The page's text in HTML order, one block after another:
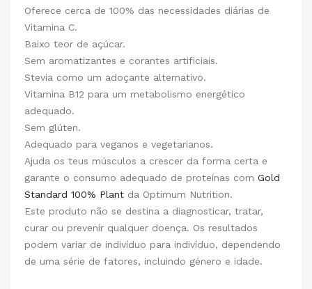
Oferece cerca de 100% das necessidades diárias de
Vitamina C.
Baixo teor de açúcar.
Sem aromatizantes e corantes artificiais.
Stevia como um adoçante alternativo.
Vitamina B12 para um metabolismo energético
adequado.
Sem glúten.
Adequado para veganos e vegetarianos.
Ajuda os teus músculos a crescer da forma certa e
garante o consumo adequado de proteínas com Gold
Standard 100% Plant da Optimum Nutrition.
Este produto não se destina a diagnosticar, tratar,
curar ou prevenir qualquer doença. Os resultados
podem variar de indivíduo para indivíduo, dependendo
de uma série de fatores, incluindo género e idade.